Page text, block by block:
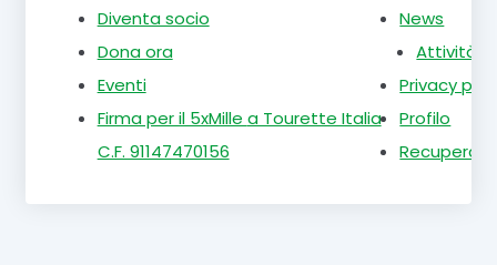
Diventa socio
Dona ora
Eventi
Firma per il 5xMille a Tourette Italia
C.F. 91147470156
News
Attività
Privacy
Profilo
Recupera